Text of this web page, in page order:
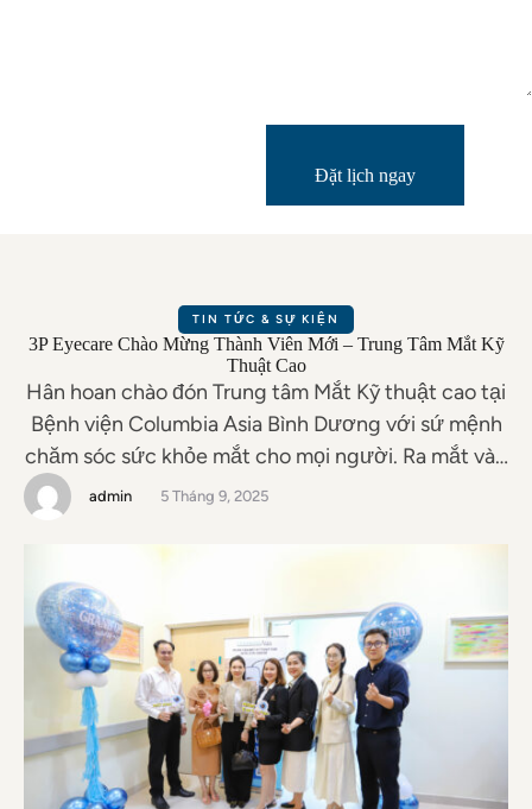
Đặt lịch ngay
TIN TỨC & SỰ KIỆN
3P Eyecare Chào Mừng Thành Viên Mới – Trung Tâm Mắt Kỹ
Thuật Cao
Hân hoan chào đón Trung tâm Mắt Kỹ thuật cao tại
Bệnh viện Columbia Asia Bình Dương với sứ mệnh
chăm sóc sức khỏe mắt cho mọi người. Ra mắt vào
ngày 03/09/2025, Trung tâm mắt kỹ thuật cao tự
hào là điểm đến tin cậy, mang đến giải pháp chăm
admin 5 Tháng 9, 2025